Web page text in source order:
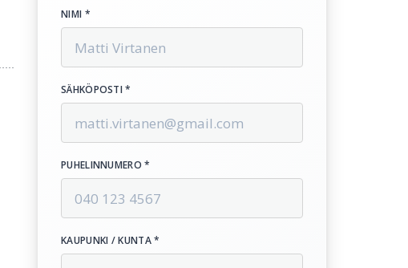
NIMI *
SÄHKÖPOSTI *
PUHELINNUMERO *
KAUPUNKI / KUNTA *